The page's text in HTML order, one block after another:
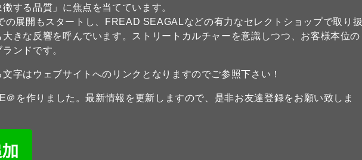
する品質」に焦点を当てています。
の展開もスタートし、FREAD SEAGALなどの有力なセレクトショップで取り扱
きな反響を呼んでいます。ストリートカルチャーを意識しつつ、お客様本位の
ンドです。
字はウェブサイトへのリンクとなりますのでご参照下さい！
＠を作りました。最新情報を更新しますので、是非お友達登録をお願い致しま